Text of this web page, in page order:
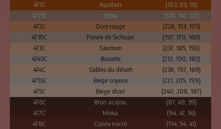
471C
Aquilain
(183, 83, 18)
4725C
Sépia
(178, 141, 127)
472C
Ocre rouge
(228, 153, 105)
4735C
Poivre de Sichuan
(197, 170, 160)
473C
Saumon
(237, 185, 150)
4745C
Bauxite
(212, 190, 182)
474C
Sables du désert
(238, 197, 169)
4755C
Beige soyeux
(221, 205, 199)
475C
Beige shari
(240, 208, 187)
476C
Brun acajou
(81, 49, 39)
477C
Moka
(94, 47, 36)
478C
Cuivre nacré
(114, 54, 41)